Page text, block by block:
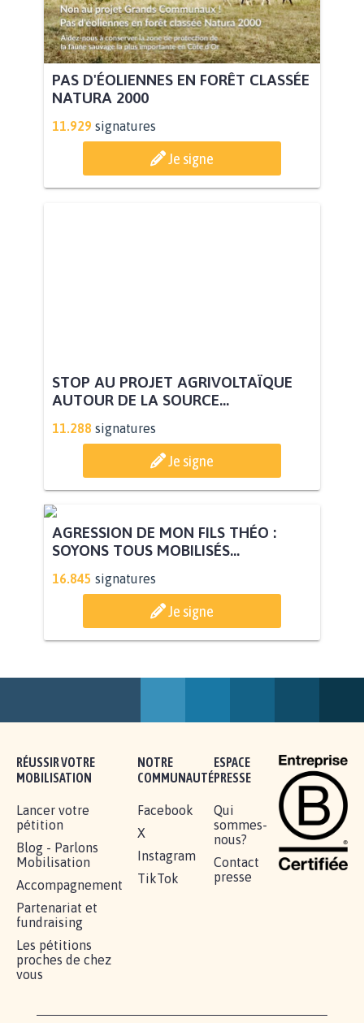
PAS D'ÉOLIENNES EN FORÊT CLASSÉE
NATURA 2000
11.929 signatures
Je signe
STOP AU PROJET AGRIVOLTAÏQUE
AUTOUR DE LA SOURCE...
11.288 signatures
Je signe
AGRESSION DE MON FILS THÉO :
Je signe
RÉUSSIR VOTRE
MOBILISATION
Lancer votre
pétition
Mobilisation
Contact